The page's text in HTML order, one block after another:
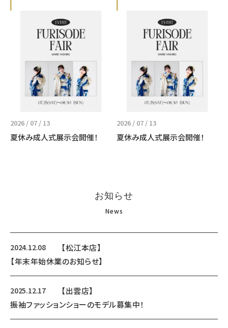
2026 / 07 / 13
夏休み成人式展示会開催！
2026 / 07 / 13
夏休み成人式展示会開催！
お知らせ
News
2024.12.08
【松江本店】
【年末年始休業のお知らせ】
2025.12.17
【出雲店】
振袖ファッションショーのモデル募集中！